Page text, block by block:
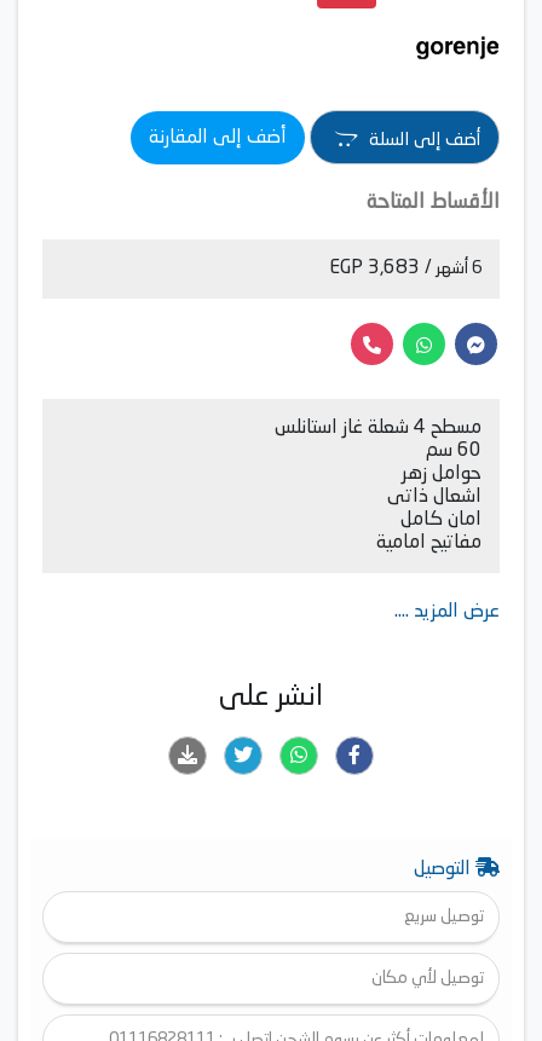
أضف إلى السلة أضف إلى المقارنة
الأقساط المتاحة
6 أشهر / 3,683 EGP
مسطح 4 شعلة غاز استانلس
60 سم
حوامل زهر
اشعال ذاتى
امان كامل
مفاتيح امامية
عرض المزيد ....
انشر على
التوصيل
توصيل سريع
توصيل لأي مكان